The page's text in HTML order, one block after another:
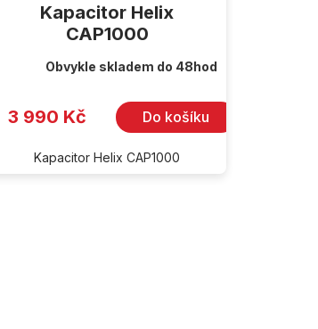
Kapacitor Helix
CAP1000
Obvykle skladem do 48hod
3 990 Kč Do košíku
Kapacitor Helix CAP1000